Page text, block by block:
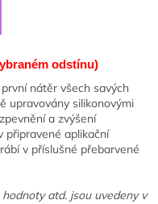
odstínu)
nátěr všech savých
upravovány silikonovými
a zvýšení
připravené aplikační
v příslušné přebarvené
atd. jsou uvedeny v